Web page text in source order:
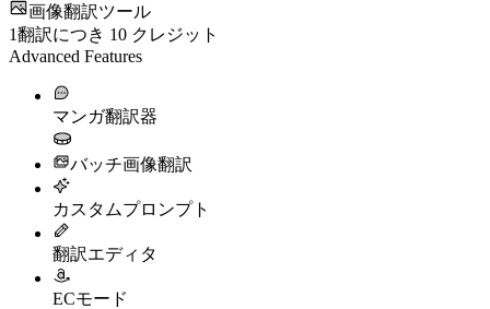
画像翻訳ツール
1翻訳につき 10 クレジット
Advanced Features
マンガ翻訳器
バッチ画像翻訳
カスタムプロンプト
翻訳エディタ
ECモード